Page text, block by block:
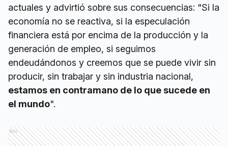
actuales y advirtió sobre sus consecuencias: "Si la
economía no se reactiva, si la especulación
financiera está por encima de la producción y la
generación de empleo, si seguimos
endeudándonos y creemos que se puede vivir sin
producir, sin trabajar y sin industria nacional,
estamos en contramano de lo que sucede en
el mundo".
Ads